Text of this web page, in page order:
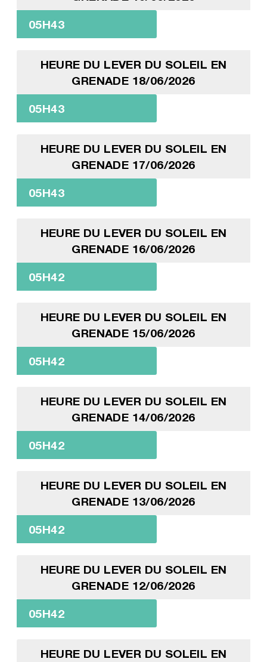
05H43
HEURE DU LEVER DU SOLEIL EN
GRENADE 18/06/2026
05H43
HEURE DU LEVER DU SOLEIL EN
GRENADE 17/06/2026
05H43
HEURE DU LEVER DU SOLEIL EN
GRENADE 16/06/2026
05H42
HEURE DU LEVER DU SOLEIL EN
GRENADE 15/06/2026
05H42
HEURE DU LEVER DU SOLEIL EN
GRENADE 14/06/2026
05H42
HEURE DU LEVER DU SOLEIL EN
GRENADE 13/06/2026
05H42
HEURE DU LEVER DU SOLEIL EN
GRENADE 12/06/2026
05H42
HEURE DU LEVER DU SOLEIL EN